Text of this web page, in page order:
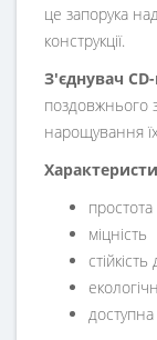
це запорука
конструкції.
З'єднувач
поздовжнього
нарощування
міцність
стійкість
доступна